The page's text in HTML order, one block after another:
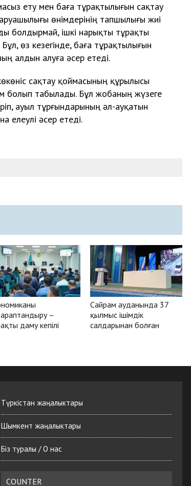
ету мен баға тұрақтылығын сақтау
өнімдерінің тапшылығы жиі
болдырмай, ішкі нарықты тұрақты
өз кезегінде, баға тұрақтылығын
алдын алуға әсер етеді.
сақтау қоймасының құрылысы
болып табылады. Бұл жобаның жүзеге
ауыл тұрғындарының әл-ауқатын
елеулі әсер етеді.
–
даму кепілі
Сайрам ауданында 37
қылмыс ішімдік
салдарынан болған
Түркістан жаңалыктары
Шымкент жаңалыктары
Біз туралы / О нас
COUNTER